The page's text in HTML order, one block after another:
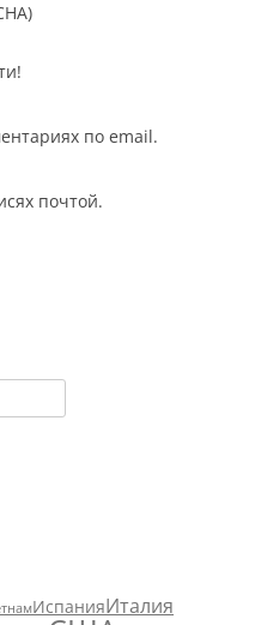
по email.
почтой.
ИспанияИталия